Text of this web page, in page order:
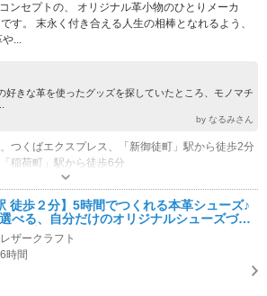
ンセプトの、 オリジナル革小物のひとりメーカ
す。 末永く付き合える人生の相棒となれるよう、
...
好きな革を使ったグッズを探していたところ、モノマチ
by なるみさん
つくばエクスプレス、「新御徒町」駅から徒歩2分
稲荷町」駅から徒歩6分
00（イベント出展等の都合によりワークショップ開
ト出展等のスケジュールによります）
パーキングをご利用ください
徒歩２分】5時間でつくれる本革シューズ♪
べる、自分だけのオリジナルシューズづく
プル・ファミリー・女性・お友達同士に
レザークラフト
6時間